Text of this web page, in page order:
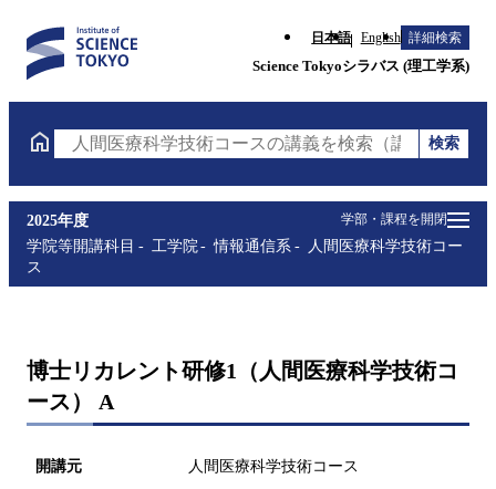
日本語 English 詳細検索
Science Tokyoシラバス (理工学系)
人間医療科学技術コースの講義を検索（講義名・科
検索
学部・課程を開閉
2025年度
学院等開講科目
工学院 情報通信系
人間医療科学技術コー
ス
博士リカレント研修1（人間医療科学技術コ
ース） A
開講元 人間医療科学技術コース